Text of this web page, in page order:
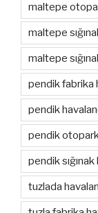
maltepe
maltepe
maltepe
pendik fabrika
pendik
pendik
pendik
tuzlada